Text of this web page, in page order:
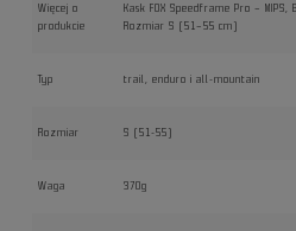
Więcej o
produkcie
Kask FOX Speedframe Pro – MIPS,
Rozmiar S (51–55 cm)
Typ trail, enduro i all-mountain
Rozmiar S (51-55)
Waga 370g